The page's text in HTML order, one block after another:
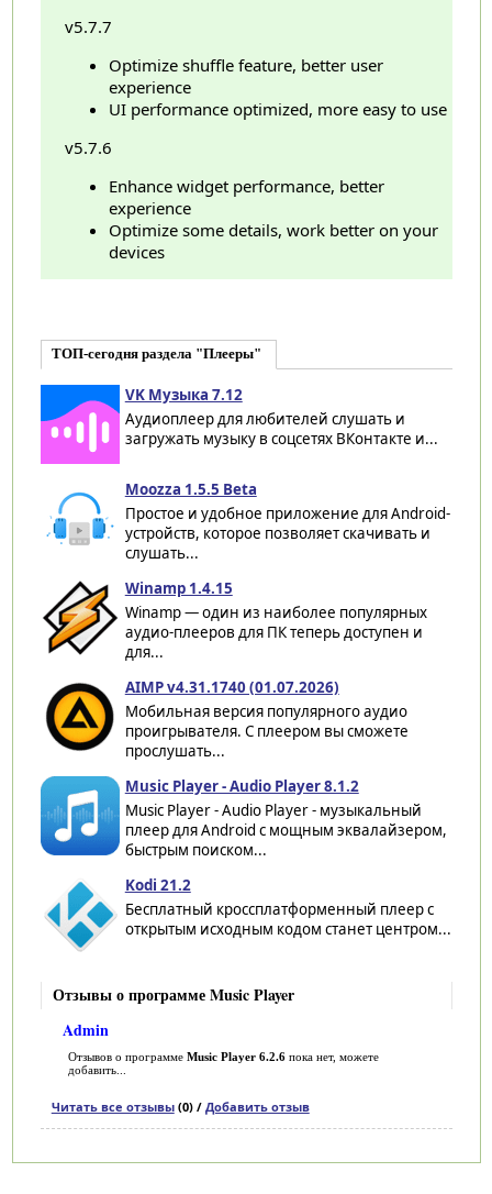
v5.7.7
Optimize shuffle feature, better user
experience
UI performance optimized, more easy to use
v5.7.6
Enhance widget performance, better
experience
Optimize some details, work better on your
devices
ТОП-сегодня раздела "Плееры"
VK Музыка 7.12
Аудиоплеер для любителей слушать и
загружать музыку в соцсетях ВКонтакте и...
Moozza 1.5.5 Beta
Простое и удобное приложение для Android-
устройств, которое позволяет скачивать и
слушать...
Winamp 1.4.15
Winamp — один из наиболее популярных
аудио-плееров для ПК теперь доступен и
для...
AIMP v4.31.1740 (01.07.2026)
Мобильная версия популярного аудио
проигрывателя. С плеером вы сможете
прослушать...
Music Player - Audio Player 8.1.2
Music Player - Audio Player - музыкальный
плеер для Android с мощным эквалайзером,
быстрым поиском...
Kodi 21.2
Бесплатный кроссплатформенный плеер с
открытым исходным кодом станет центром...
Отзывы о программе Music Player
Admin
Отзывов о программе Music Player 6.2.6пока нет, можете
добавить...
Читать все отзывы(0) / Добавить отзыв